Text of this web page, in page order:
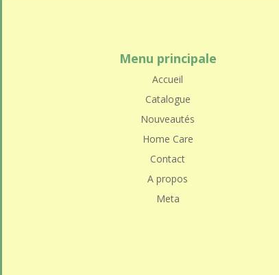
Menu principale
Accueil
Catalogue
Nouveautés
Home Care
Contact
A propos
Meta